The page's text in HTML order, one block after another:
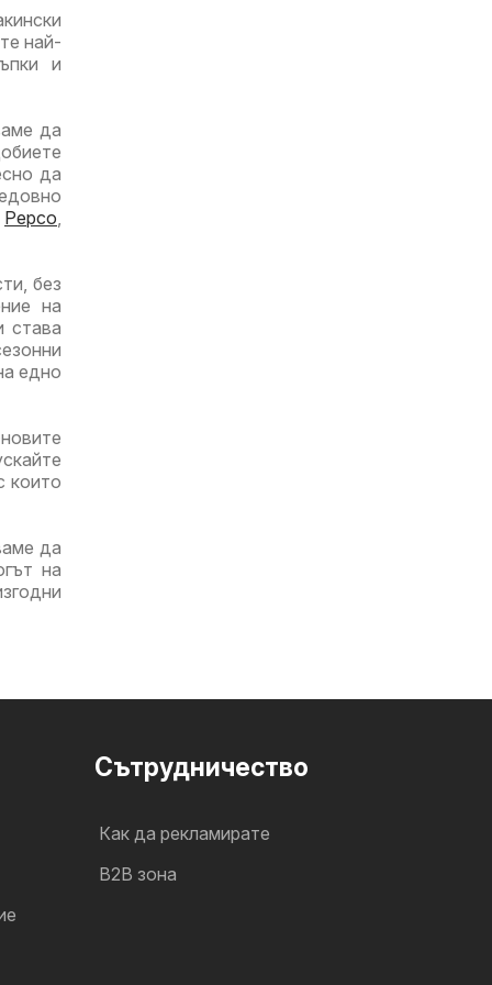
най-
и
да
да
Pepco,
без
на
става
едно
които
да
на
Cътрудничество
Как да рекламирате
B2B зона